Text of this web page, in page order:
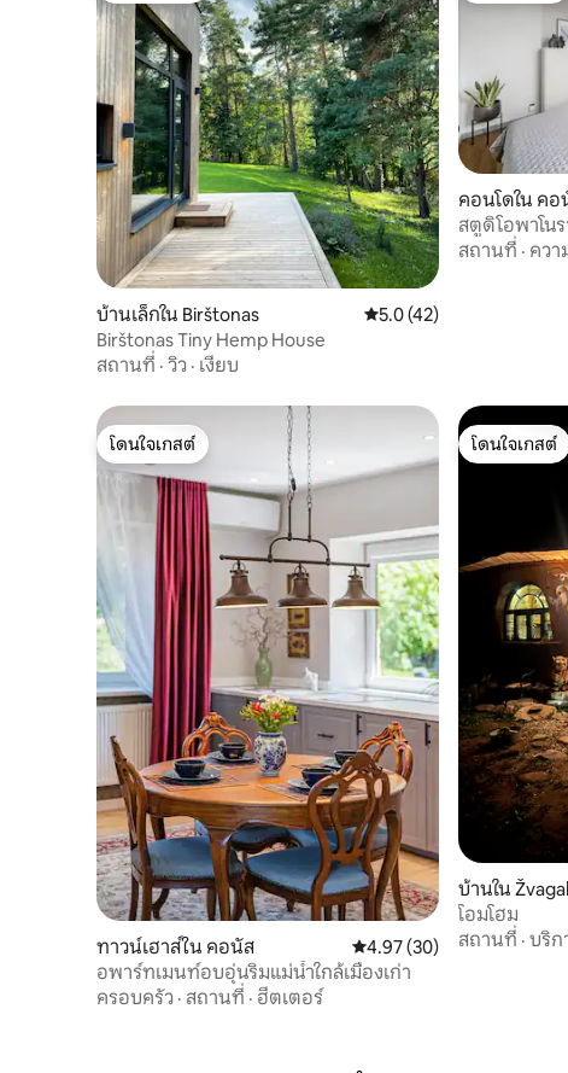
บ้านเล็กใน Birštonas คะแนนเฉลี่ย 5.0 จาก 5, 42
5.0 (42)
Birštonas Tiny Hemp House
สถานที่ · วิว · เงียบ
คอนโดใน คอ
สตูดิโอพาโน
สำหรับ 1-2 ค
สถานที่ · ควา
โดนใจเกสต์
โดนใจเกสต์
ทาวน์เฮาส์ใน คอนัส คะแนนเฉลี่ย 4.97 จาก 5,
4.97 (30)
อพาร์ทเมนท์อบอุ่นริมแม่น้ำใกล้เมืองเก่า
ครอบครัว · สถานที่ · ฮีตเตอร์
โดนใจเกสต์
โดนใจเกสต์
บ้านใน
โอมโฮม
สถานที่ · บริก